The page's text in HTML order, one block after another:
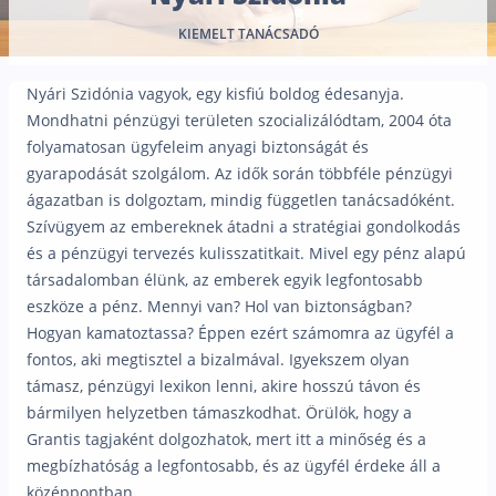
Nyugdíj kisokos – A magyar nyugdíjrendszer
Egyszerű Állami Nyugdíjkalkulátor
Nyugdíjbiztosítás
Nyugdíjbiztosítás vagy NYESZ? Melyik a jobb?
Melyik a legolcsóbb nyugdíjbiztosítás?
Önkéntes nyugdíjpénztár vagy
Nyugdíjbiztosítás adókedvezmény és adójóváírás
KATA Nyugdíj: így használd ki az
Nyugdíjbiztosítás kalkulátor
Nyugdíjbiztosítás hozamok
Nyugdíjbiztosítás költségek
Életbiztosítások
KIEMELT TANÁCSADÓ
Nyári Szidónia vagyok, egy kisfiú boldog édesanyja.
Mondhatni pénzügyi területen szocializálódtam, 2004 óta
folyamatosan ügyfeleim anyagi biztonságát és
gyarapodását szolgálom. Az idők során többféle pénzügyi
ágazatban is dolgoztam, mindig független tanácsadóként.
Szívügyem az embereknek átadni a stratégiai gondolkodás
és a pénzügyi tervezés kulisszatitkait. Mivel egy pénz alapú
társadalomban élünk, az emberek egyik legfontosabb
eszköze a pénz. Mennyi van? Hol van biztonságban?
Hogyan kamatoztassa? Éppen ezért számomra az ügyfél a
fontos, aki megtisztel a bizalmával. Igyekszem olyan
támasz, pénzügyi lexikon lenni, akire hosszú távon és
bármilyen helyzetben támaszkodhat. Örülök, hogy a
Grantis tagjaként dolgozhatok, mert itt a minőség és a
megbízhatóság a legfontosabb, és az ügyfél érdeke áll a